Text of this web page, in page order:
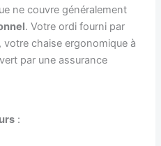
ne couvre généralement
. Votre ordi fourni par
votre chaise ergonomique à
par une assurance
: